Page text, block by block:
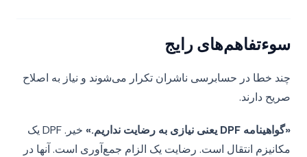
سوءتفاهم‌های رایج
چند خطا در حسابرسی ناشران تکرار می‌شوند و نیاز به اصلاح
صریح دارند.
«گواهینامه DPF یعنی نیازی به رضایت نداریم.»
خیر. DPF یک
مکانیزم انتقال است. رضایت یک الزام جمع‌آوری است. آنها در